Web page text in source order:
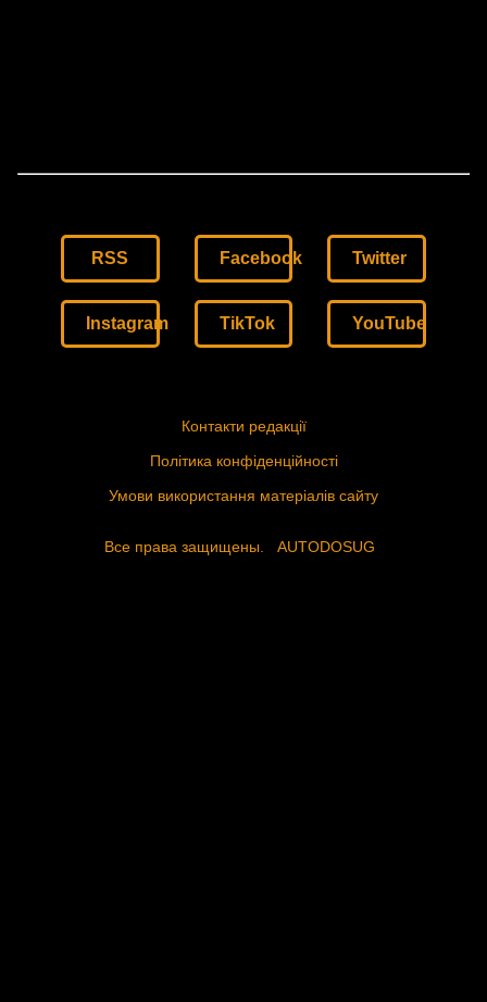
RSS Facebook Twitter
Instagram TikTok YouTube
Контакти редакції
Політика конфіденційності
Умови використання матеріалів сайту
Все права защищены. AUTODOSUG